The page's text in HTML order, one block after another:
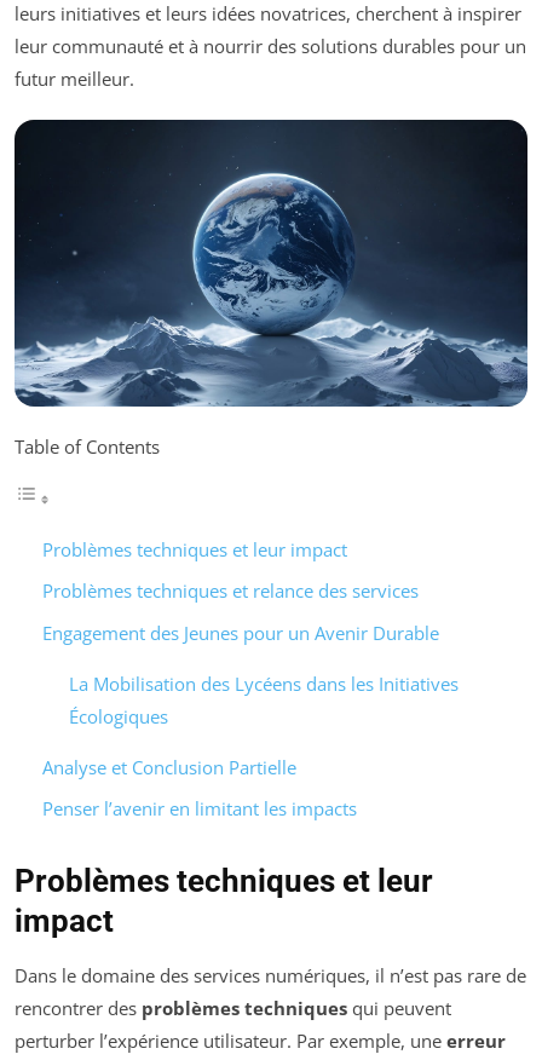
leurs initiatives et leurs idées novatrices, cherchent à inspirer
leur communauté et à nourrir des solutions durables pour un
futur meilleur.
Table of Contents
Problèmes techniques et leur impact
Problèmes techniques et relance des services
Engagement des Jeunes pour un Avenir Durable
La Mobilisation des Lycéens dans les Initiatives
Écologiques
Analyse et Conclusion Partielle
Penser l’avenir en limitant les impacts
Problèmes techniques et leur
impact
Dans le domaine des services numériques, il n’est pas rare de
rencontrer des problèmes techniques qui peuvent
perturber l’expérience utilisateur. Par exemple, une erreur